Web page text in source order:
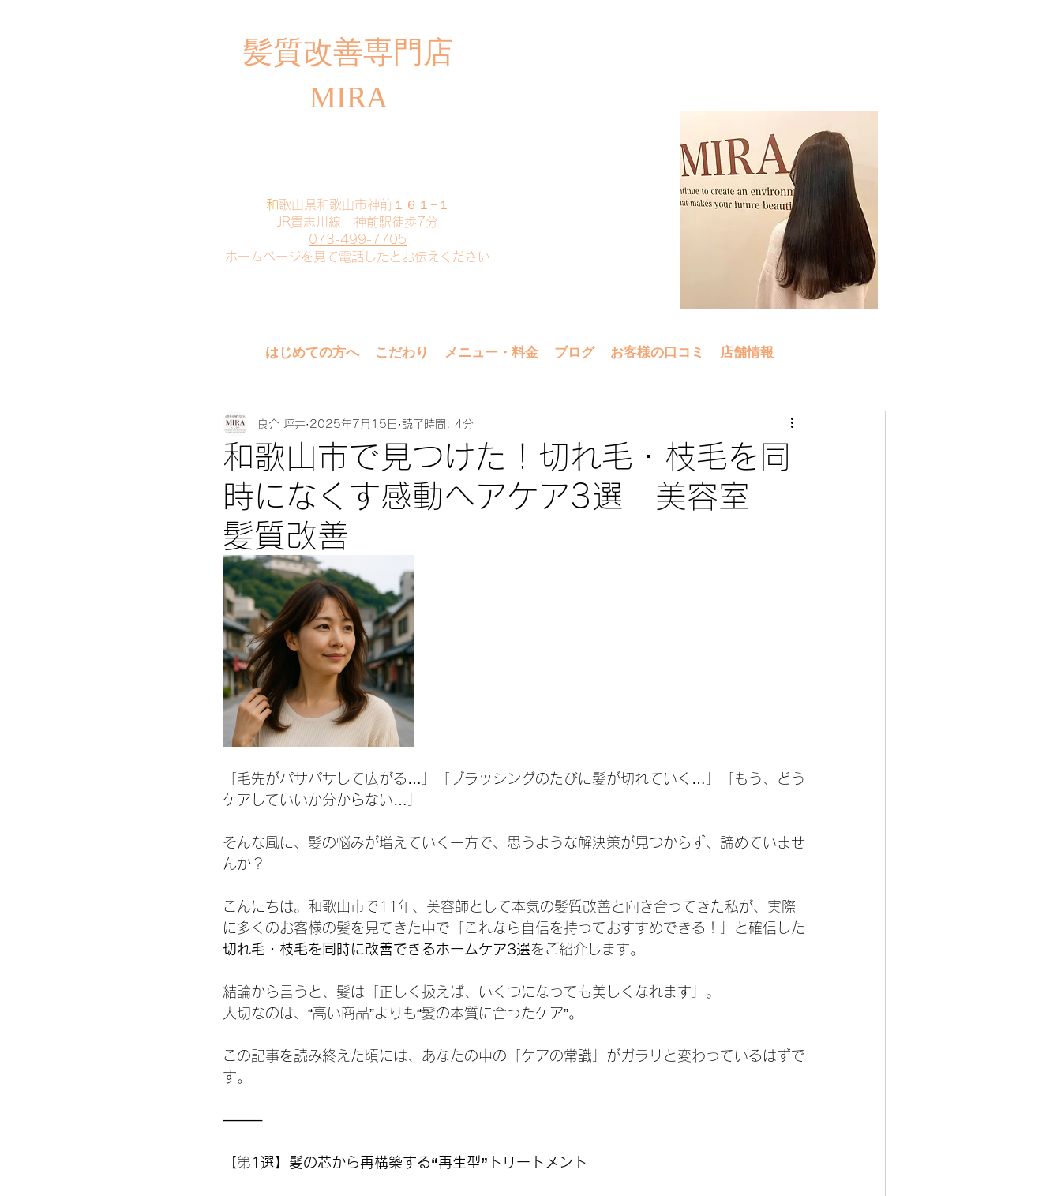
​髪質改善専門店
MIRA
​和歌山県和歌山市神前１６１−１
JR貴志川線 神前駅徒歩7分
073-499-7705
​ホームページを見て電話したとお伝えください
はじめての方へ こだわり メニュー・料金 ブログ お客様の口コミ 店舗情報
和歌山市で見つけた！切れ毛・枝毛を同
時になくす感動ヘアケア3選 美容室
髪質改善
良介 坪井 2025年7月15日 読了時間: 4分
「毛先がパサパサして広がる…」「ブラッシングのたびに髪が切れていく…」「もう、どう
ケアしていいか分からない…」
そんな風に、髪の悩みが増えていく一方で、思うような解決策が見つからず、諦めていませ
んか？
こんにちは。和歌山市で11年、美容師として本気の髪質改善と向き合ってきた私が、実際
に多くのお客様の髪を見てきた中で「これなら自信を持っておすすめできる！」と確信した
切れ毛・枝毛を同時に改善できるホームケア3選をご紹介します。
結論から言うと、髪は「正しく扱えば、いくつになっても美しくなれます」。
大切なのは、“高い商品”よりも“髪の本質に合ったケア”。
この記事を読み終えた頃には、あなたの中の「ケアの常識」がガラリと変わっているはずで
す。
⸻
【第 1選】髪の芯から再構築する“再生型”トリートメント